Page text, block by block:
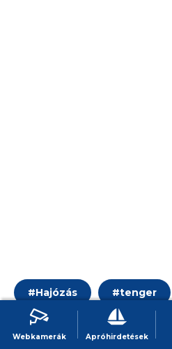
#Hajózás #tenger
#Vitorlázás
Webkamerák Apróhirdetések